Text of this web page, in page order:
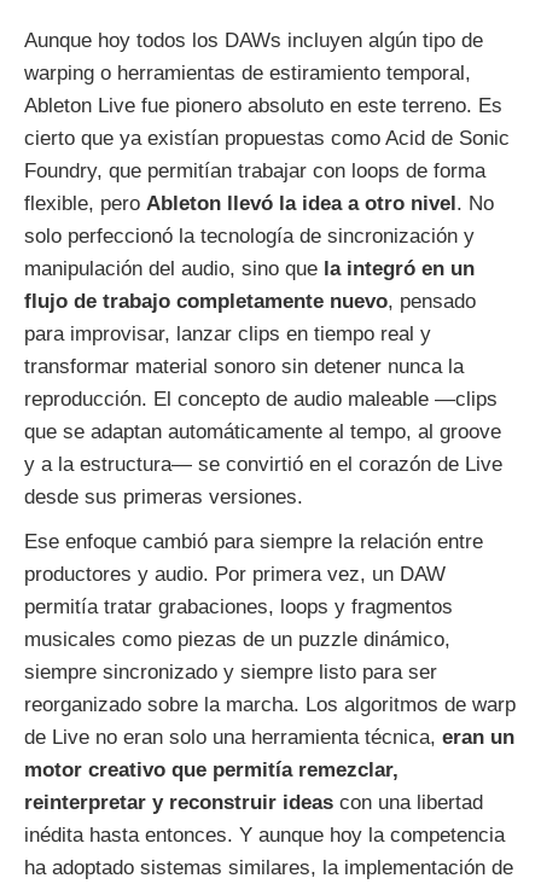
Aunque hoy todos los DAWs incluyen algún tipo de
warping o herramientas de estiramiento temporal,
Ableton Live fue pionero absoluto en este terreno. Es
cierto que ya existían propuestas como Acid de Sonic
Foundry, que permitían trabajar con loops de forma
flexible, pero Ableton llevó la idea a otro nivel . No
solo perfeccionó la tecnología de sincronización y
manipulación del audio, sino que la integró en un
flujo de trabajo completamente nuevo, pensado
para improvisar, lanzar clips en tiempo real y
transformar material sonoro sin detener nunca la
reproducción. El concepto de audio maleable —clips
que se adaptan automáticamente al tempo, al groove
y a la estructura— se convirtió en el corazón de Live
desde sus primeras versiones.
Ese enfoque cambió para siempre la relación entre
productores y audio. Por primera vez, un DAW
permitía tratar grabaciones, loops y fragmentos
musicales como piezas de un puzzle dinámico,
siempre sincronizado y siempre listo para ser
reorganizado sobre la marcha. Los algoritmos de warp
de Live no eran solo una herramienta técnica, eran un
motor creativo que permitía remezclar,
reinterpretar y reconstruir ideas con una libertad
inédita hasta entonces. Y aunque hoy la competencia
ha adoptado sistemas similares, la implementación de